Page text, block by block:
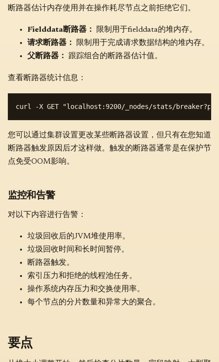
断路器估计内存使用并在操作耗尽节点之前拒绝它们。
Fielddata断路器：
限制用于fielddata的堆内存。
请求断路器：
限制用于完成请求数据结构的堆内存。
父断路器：
跟踪组合的断路器估计值。
查看断路器统计信息：
您可以通过集群设置更改某些断路器设置，但只有在您知道
断路器触发原因后才这样做。触发的断路器通常是在保护节
点免受OOM影响。
监控和告警
对以下内容进行告警：
垃圾回收后的JVM堆使用率。
垃圾回收时间和长时间暂停。
断路器触发。
索引压力和拒绝的线程池任务。
操作系统内存压力和交换使用率。
每个节点的分片数量和异常大的聚合。
要点